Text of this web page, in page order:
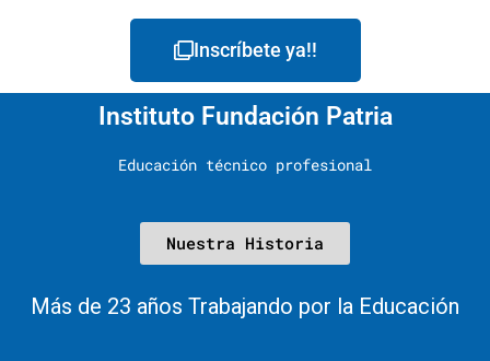
Inscríbete ya!!
Instituto Fundación Patria
Educación técnico profesional
Nuestra Historia
Más de 23 años Trabajando por la Educación